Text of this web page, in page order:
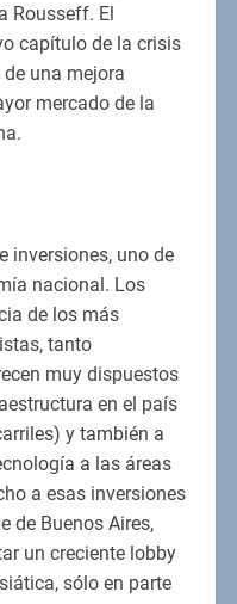
Rousseff. El
capítulo de la crisis
una mejora
mercado de la
inversiones, uno de
nacional. Los
de los más
tanto
muy dispuestos
en el país
y también a
a las áreas
a esas inversiones
de Buenos Aires,
un creciente lobby
sólo en parte